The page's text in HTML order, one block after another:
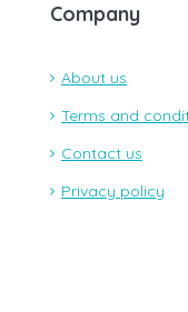
Company
About us
Terms and
Contact us
Privacy policy